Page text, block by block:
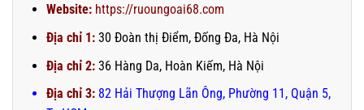
Website: https://ruoungoai68.com
Địa chỉ 1:30 Đoàn thị Điểm, Đống Đa, Hà Nội
Địa chỉ 2:36 Hàng Da, Hoàn Kiếm, Hà Nội
Địa chỉ 3:82 Hải Thượng Lãn Ông, Phường 11, Quận 5,